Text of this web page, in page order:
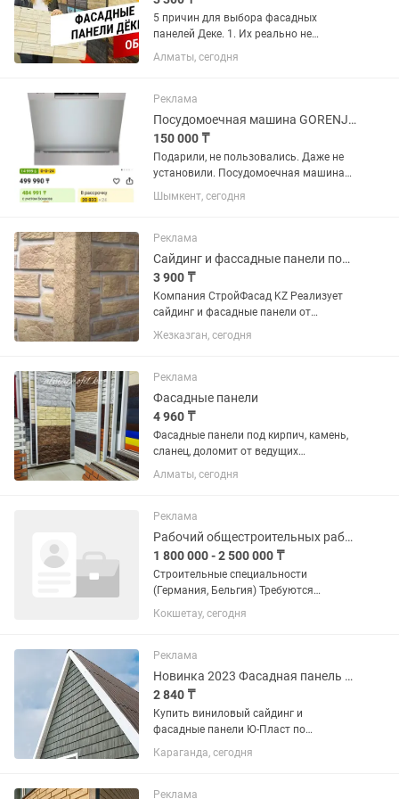
5 причин для выбора фасадных
панелей Деке. 1. Их реально не
отличить от камня. Ваша мечта о
каменном доме сбудется! 2. У Деке
песчаник, и сланец, и мрамор, и...
Алматы, сегодня
Реклама
Посудомоечная машина GORENJE GS643D90X
150 000 ₸
Подарили, не пользовались. Даже не
установили. Посудомоечная машина
GORENJE. Особенности: - Вместимость
16 комплектов — идеально подходит
встреч. - Класс...
Шымкент, сегодня
Реклама
Сайдинг и фассадные панели под кирпич. Рассрочка от банков
3 900 ₸
Компания СтройФасад KZ Реализует
сайдинг и фасадные панели от
Немецких, Белорусских, Российских
производителей. Металлический
Кровельные материалы...
Жезказган, сегодня
Реклама
Фасадные панели
4 960 ₸
Фасадные панели под кирпич, камень,
сланец, доломит от ведущих
производителей - стиль и качество для
вашего дома! Ищете идеальный
Обратите ваше внимание на...
Алматы, сегодня
Реклама
Рабочий общестроительных работ
1 800 000 - 2 500 000 ₸
Строительные специальности
(Германия, Бельгия) Требуются
квалифицированные специалисты
строительных профессий: Каменщик –
возведение стен и перегородок. ...
Кокшетау, сегодня
Реклама
Новинка 2023 Фасадная панель Щепа, повторяет структуру дерева.
2 840 ₸
Купить виниловый сайдинг и
фасадные панели Ю-Пласт по
выгодной цене с доставкой по
Казахстану! Мы предлагаем широкий
Тимберблок — с текстурами
Караганда, сегодня
Реклама